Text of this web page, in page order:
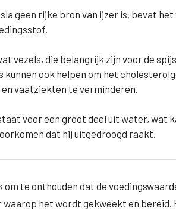
geen rijke bron van ijzer is, bevat het
vezels, die belangrijk zijn voor de
kunnen ook helpen om het
vaatziekten te verminderen.
voor een groot deel uit water, wat
dat hij uitgedroogd raakt.
om te onthouden dat de
waarop het wordt gekweekt en bereid.